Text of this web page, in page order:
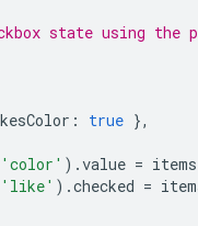
state using the
: true },
'color' ).value = items
'like' ).checked =